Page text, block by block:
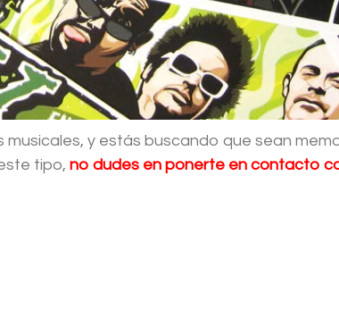
y estás buscando que sean
tipo, no dudes en ponerte en contacto